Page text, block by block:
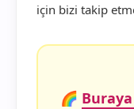
için bizi takip
🌈 Buraya